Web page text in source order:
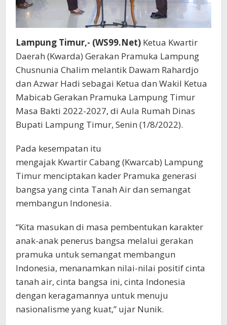
Lampung Timur,- (WS99.Net) Ketua Kwartir
Daerah (Kwarda) Gerakan Pramuka Lampung
Chusnunia Chalim melantik Dawam Rahardjo
dan Azwar Hadi sebagai Ketua dan Wakil Ketua
Mabicab Gerakan Pramuka Lampung Timur
Masa Bakti 2022-2027, di Aula Rumah Dinas
Bupati Lampung Timur, Senin (1/8/2022).
Pada kesempatan itu
mengajak Kwartir Cabang (Kwarcab) Lampung
Timur menciptakan kader Pramuka generasi
bangsa yang cinta Tanah Air dan semangat
membangun Indonesia.
“Kita masukan di masa pembentukan karakter
anak-anak penerus bangsa melalui gerakan
pramuka untuk semangat membangun
Indonesia, menanamkan nilai-nilai positif cinta
tanah air, cinta bangsa ini, cinta Indonesia
dengan keragamannya untuk menuju
nasionalisme yang kuat,” ujar Nunik.